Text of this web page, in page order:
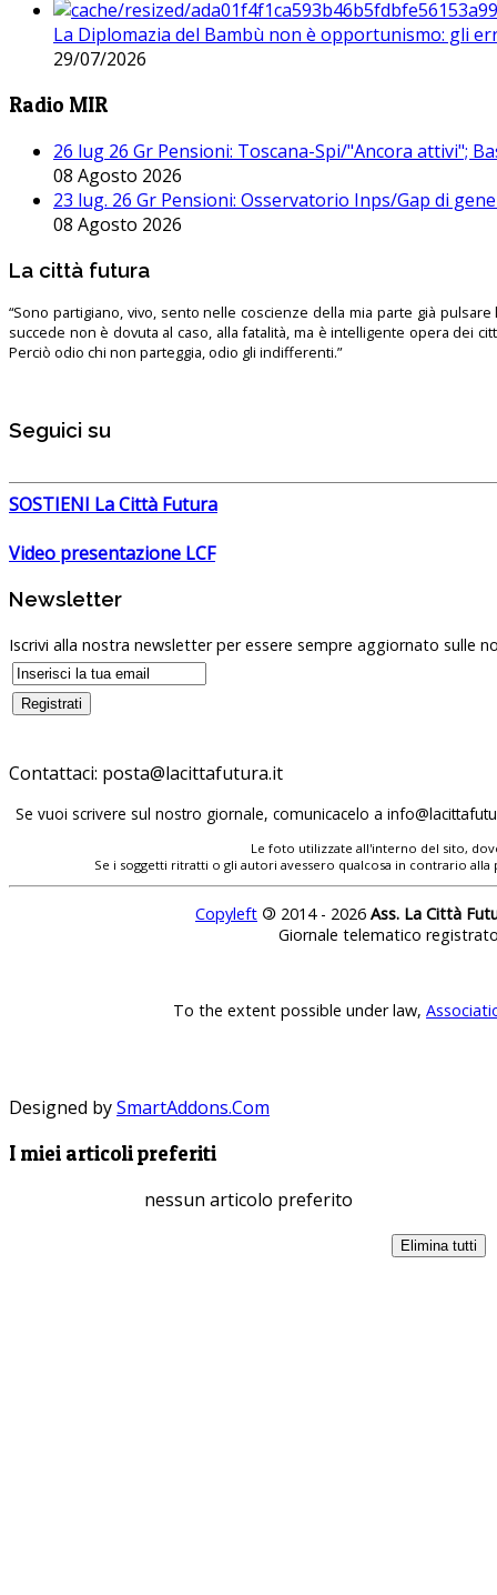
La Diplomazia del Bambù non è opportunismo: gli
29/07/2026
Radio MIR
26 lug 26 Gr Pensioni: Toscana-Spi/"Ancora attivi";
08 Agosto 2026
23 lug. 26 Gr Pensioni: Osservatorio Inps/Gap di
08 Agosto 2026
La città futura
“Sono partigiano, vivo, sento nelle coscienze della mia parte già pulsare
succede non è dovuta al caso, alla fatalità, ma è intelligente opera dei
Perciò odio chi non parteggia, odio gli indifferenti.”
Seguici su
SOSTIENI La Città Futura
Video presentazione LCF
Newsletter
Iscrivi alla nostra newsletter per essere sempre aggiornato sulle
Contattaci:
Se vuoi scrivere sul nostro giornale, comunicacelo a
Le foto utilizzate all'interno del sito,
Se i soggetti ritratti o gli autori avessero qualcosa in contrario
Copyleft © 2014 - 2026 Ass. La Città
Giornale telematico
To the extent possible under law,
Designed bySmartAddons.Com
I miei articoli preferiti
nessun articolo preferito